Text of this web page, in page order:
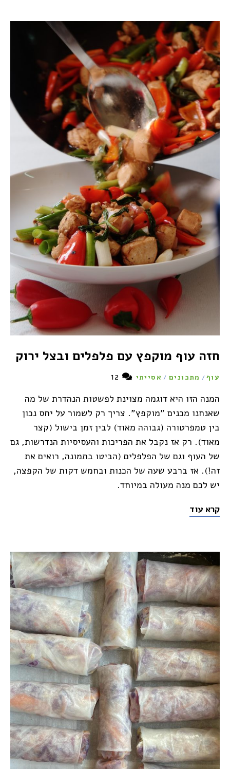
חזה עוף מוקפץ עם פלפלים ובצל ירוק
עוף / מתכונים / אסייתי
המנה הזו היא דוגמה מצוינת לפשטות הנהדרת של מה
שאנחנו מכנים "מוקפץ". צריך רק לשמור על יחס נכון
בין טמפרטורה (גבוהה מאוד) לבין זמן בישול (קצר
מאוד). רק אז נקבל את הפריכות והעסיסיות הנדרשות, גם
של העוף וגם של הפלפלים (הביטו בתמונה, רואים את
זה!). אז ברבע שעה של הכנות ובחמש דקות של הקפצה,
יש לכם מנה מעולה במיוחד.
קרא עוד